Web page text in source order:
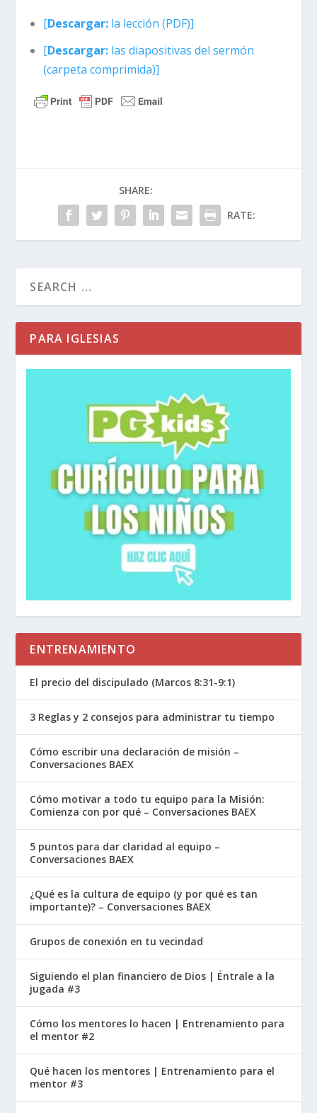
[Descargar:la lección (PDF)]
[Descargar:las diapositivas del sermón
(carpeta comprimida)]
SHARE:
RATE:
PARA IGLESIAS
ENTRENAMIENTO
El precio del discipulado (Marcos 8:31-9:1)
3 Reglas y 2 consejos para administrar tu tiempo
Cómo escribir una declaración de misión –
Conversaciones BAEX
Cómo motivar a todo tu equipo para la Misión:
Comienza con por qué – Conversaciones BAEX
5 puntos para dar claridad al equipo –
Conversaciones BAEX
¿Qué es la cultura de equipo (y por qué es tan
importante)? – Conversaciones BAEX
Grupos de conexión en tu vecindad
Siguiendo el plan financiero de Dios | Éntrale a la
jugada #3
Cómo los mentores lo hacen | Entrenamiento para
el mentor #2
Qué hacen los mentores | Entrenamiento para el
mentor #3